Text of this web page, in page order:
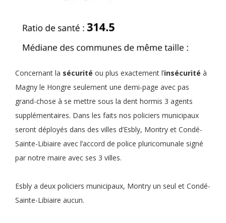
Concernant la sécurité ou plus exactement l’insécurité à
Magny le Hongre seulement une demi-page avec pas
grand-chose à se mettre sous la dent hormis 3 agents
supplémentaires. Dans les faits nos policiers municipaux
seront déployés dans des villes d’Esbly, Montry et Condé-
Sainte-Libiaire avec l’accord de police pluricomunale signé
par notre maire avec ses 3 villes.
Esbly a deux policiers municipaux, Montry un seul et Condé-
Sainte-Libiaire aucun.